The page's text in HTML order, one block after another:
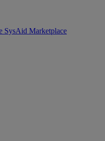
SysAid Marketplace